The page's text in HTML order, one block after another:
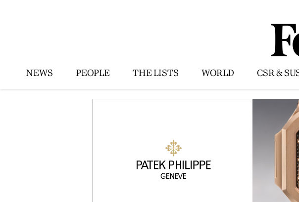
NEWS PEOPLE THE LISTS WORLD CSR &